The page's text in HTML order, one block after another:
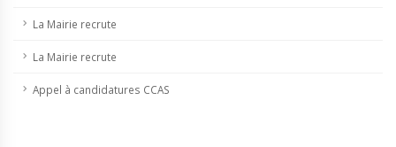
La Mairie recrute
La Mairie recrute
Appel à candidatures CCAS